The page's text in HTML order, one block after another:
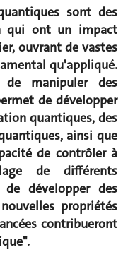
sont des
qui ont un impact
ouvrant de vastes
qu'appliqué.
manipuler des
de développer
quantiques, des
ainsi que
de contrôler à
de différents
développer des
propriétés
contribueront